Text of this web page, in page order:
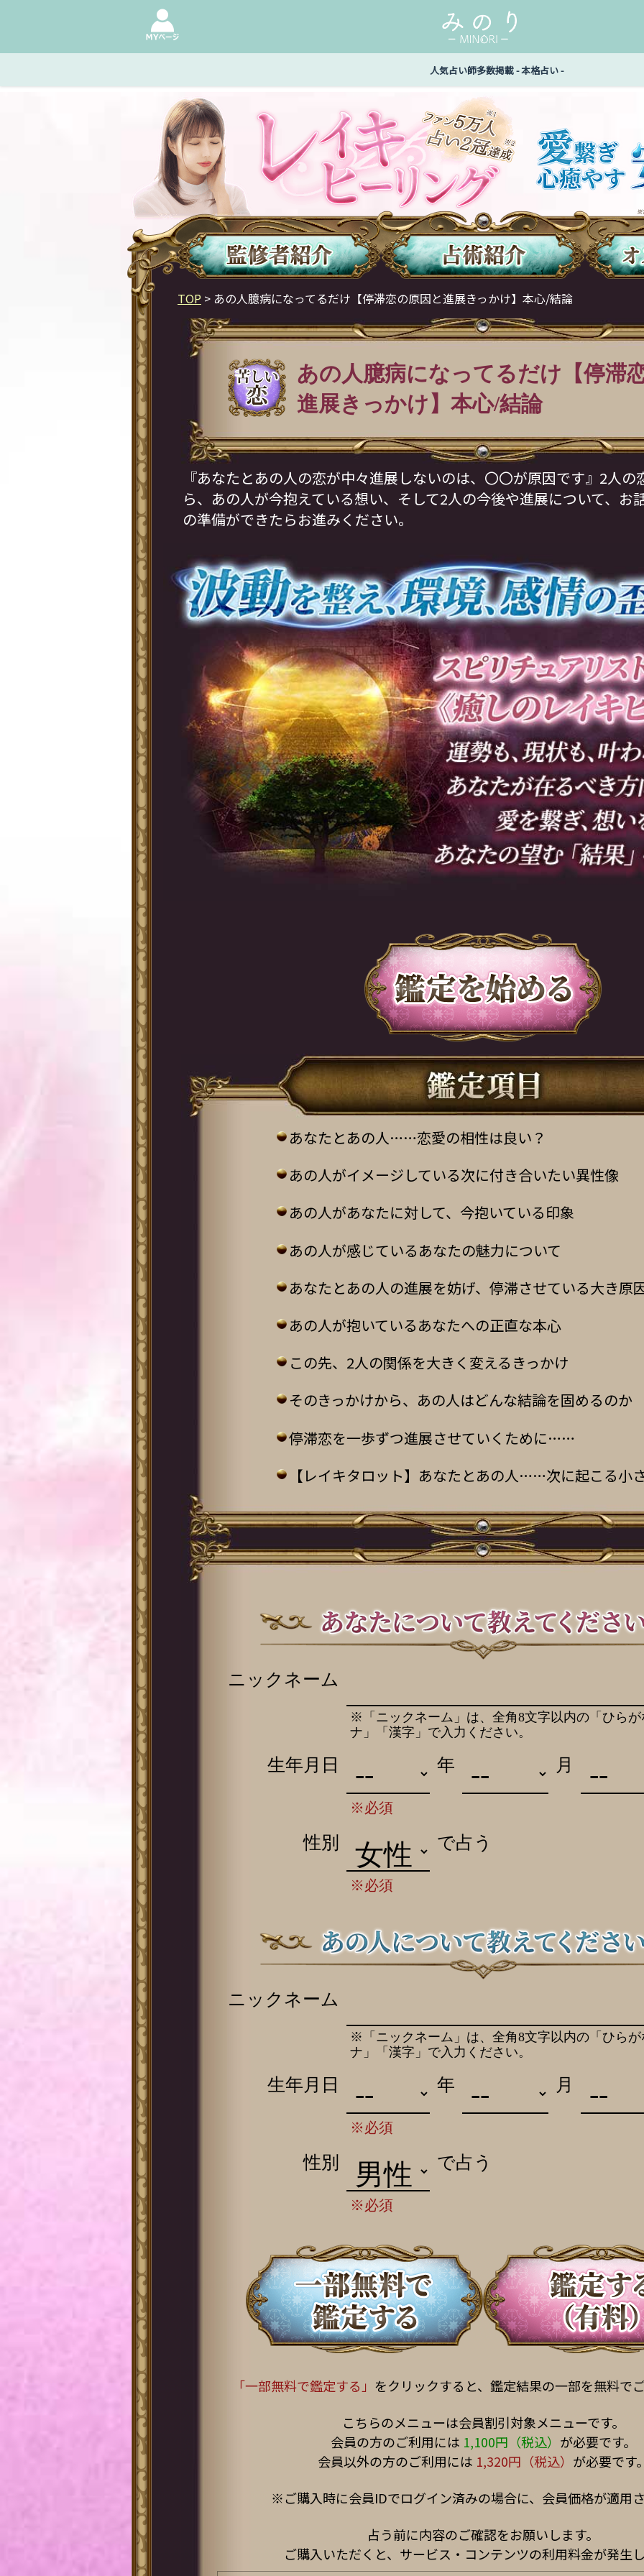
人気占い師多数掲載 - 本格占い -
TOP > あの人臆病になってるだけ【停滞恋の原因と進展きっかけ】本心/結論
あの人臆病になってるだけ【停滞
進展きっかけ】本心/結論
『あなたとあの人の恋が中々進展しないのは、〇〇が原因です』2人
ら、あの人が今抱えている想い、そして2人の今後や進展について、お
の準備ができたらお進みください。
あなたとあの人……恋愛の相性は良い？
あの人がイメージしている次に付き合いたい異性像
あの人があなたに対して、今抱いている印象
あの人が感じているあなたの魅力について
あなたとあの人の進展を妨げ、停滞させている大き原
あの人が抱いているあなたへの正直な本心
この先、2人の関係を大きく変えるきっかけ
そのきっかけから、あの人はどんな結論を固めるのか
停滞恋を一歩ずつ進展させていくために……
【レイキタロット】あなたとあの人……次に起こる小
ニックネーム
※「ニックネーム」は、全角8文字以内の「ひら
ナ」「漢字」で入力ください。
生年月日 年 月
※必須
性別 で占う
※必須
ニックネーム
※「ニックネーム」は、全角8文字以内の「ひら
ナ」「漢字」で入力ください。
生年月日 年 月
※必須
性別 で占う
※必須
「一部無料で鑑定する」 をクリックすると、鑑定結果の一部を無料で
こちらのメニューは会員割引対象メニューです。
会員の方のご利用には 1,100円（税込） が必要です。
会員以外の方のご利用には 1,320円（税込） が必要です
※ご購入時に会員IDでログイン済みの場合に、会員価格が適用
占う前に内容のご確認をお願いします。
ご購入いただくと、サービス・コンテンツの利用料金が発生